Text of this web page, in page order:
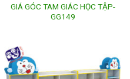
GIÁ GÓC TAM GIÁC HỌC TẬP-
GG149